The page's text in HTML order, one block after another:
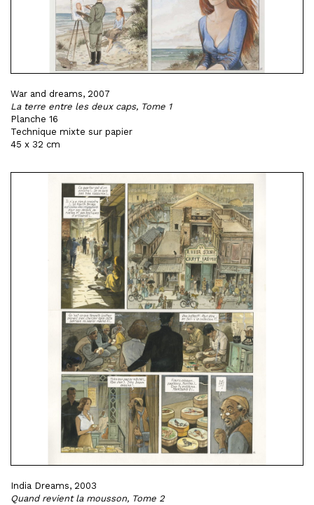
War and dreams, 2007
La terre entre les deux caps, Tome 1
Planche 16
Technique mixte sur papier
45 x 32 cm
India Dreams, 2003
Quand revient la mousson, Tome 2